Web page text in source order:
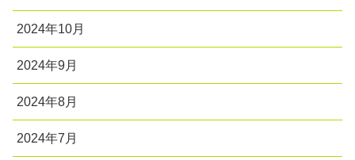
2024年10月
2024年9月
2024年8月
2024年7月